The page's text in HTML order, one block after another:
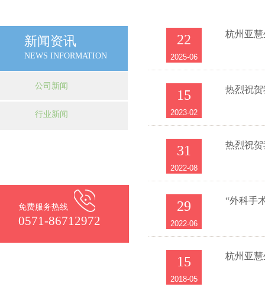
22
2025-06
杭州亚
15
2023-02
热烈祝
31
2022-08
热烈祝
29
2022-06
“外科手
15
2018-05
杭州亚
新闻资讯
NEWS INFORMATION
公司新闻
行业新闻
免费服务热线
0571-86712972